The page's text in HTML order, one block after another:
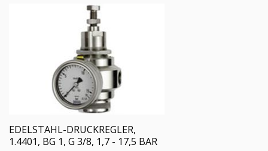
EDELSTAHL-DRUCKREGLER,
1.4401, BG 1, G 3/8, 1,7 - 17,5 BAR